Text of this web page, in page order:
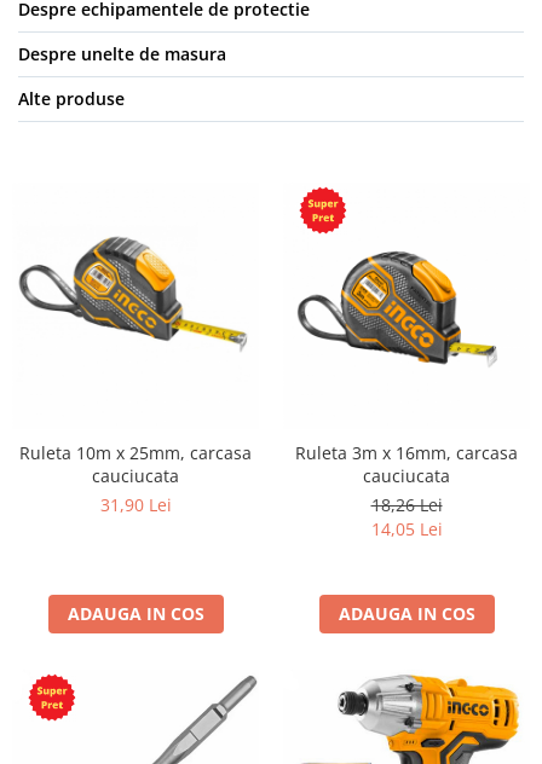
Despre echipamentele de protectie
Despre unelte de masura
Alte produse
Ruleta 10m x 25mm, carcasa
cauciucata
31,90 Lei
ADAUGA IN COS
Ruleta 3m x 16mm, carcasa
cauciucata
18,26 Lei
14,05 Lei
ADAUGA IN COS